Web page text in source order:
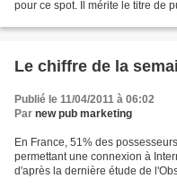
pour ce spot. Il mérite le titre de
Le chiffre de la
Publié le 11/04/2011 à 06:02
Par new pub marketing
En France, 51% des
permettant une connexion à
d'après la dernière étude de